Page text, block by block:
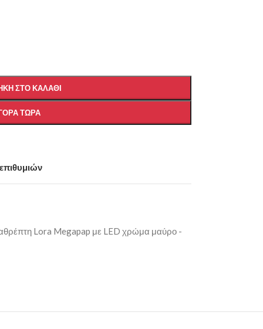
ΣΤΟ ΚΑΛΆΘΙ
ΤΏΡΑ
Lora Megapap με LED χρώμα μαύρο -